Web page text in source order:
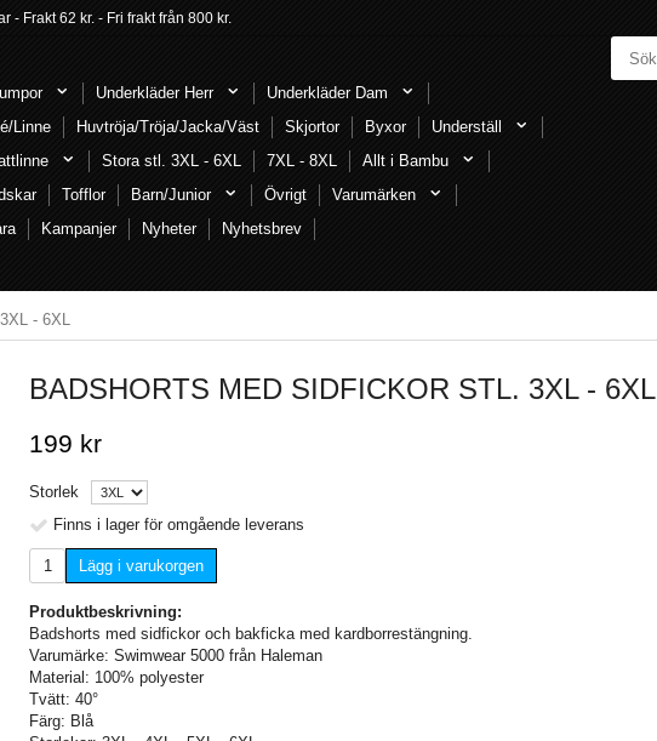
- Frakt 62 kr. - Fri frakt från 800 kr.
Underkläder Herr
Underkläder Dam
Linne
Huvtröja/Tröja/Jacka/Väst Skjortor Byxor
Underställ
Stora stl. 3XL - 6XL 7XL - 8XL
Allt i Bambu
Tofflor Barn/Junior Övrigt
Varumärken
Kampanjer Nyheter Nyhetsbrev
- 6XL
BADSHORTS MED SIDFICKOR STL. 3XL - 6XL
199 kr
Storlek
Finns i lager för omgående leverans
Lägg i varukorgen
Produktbeskrivning:
Badshorts med sidfickor och bakficka med kardborrestängning.
Varumärke: Swimwear 5000 från Haleman
Material: 100% polyester
Tvätt: 40°
Färg: Blå